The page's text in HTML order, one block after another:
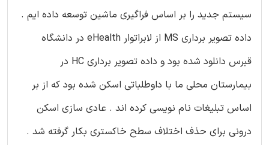
سیستم جدید را بر اساس فراگیری ماشین توسعه داده ایم .
داده تصویر برداری MS از لابراتوار eHealth در دانشگاه
قبرس دانلود شده بود و داده تصویر برداری HC در
بیمارستان محلی ما با داوطلباتی اسکن شده بود که از بر
اساس تبلیغات نام نویسی کرده اند . عادی سازی اسکن
درونی برای حذف اختلاف سطح خاکستری بکار گرفته شد .